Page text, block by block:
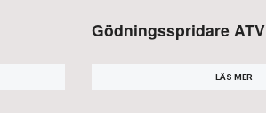
Gödningsspridare ATV
LÄS MER